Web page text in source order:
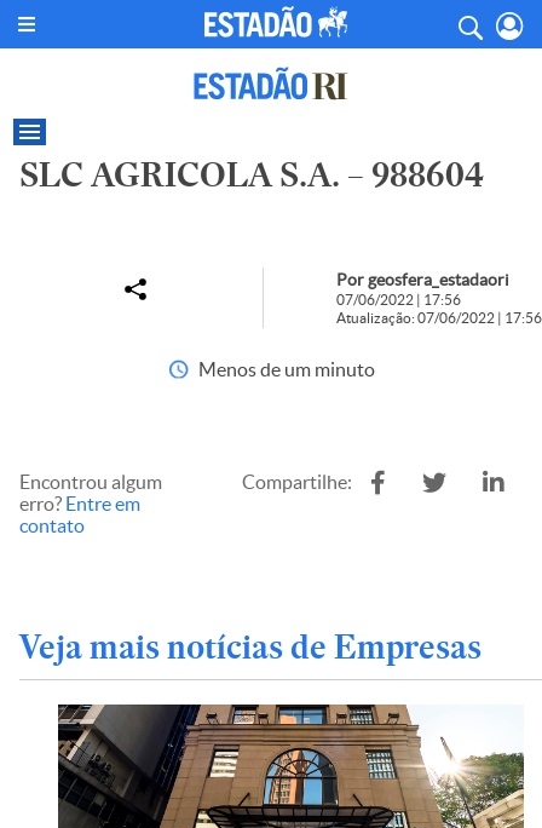
SLC AGRICOLA S.A. – 988604
Por geosfera_estadaori
07/06/2022 | 17:56
Atualização: 07/06/2022 | 17:56
Menos de um minuto
Encontrou algum
erro? Entre em
contato
Compartilhe:
Veja mais notícias de Empresas